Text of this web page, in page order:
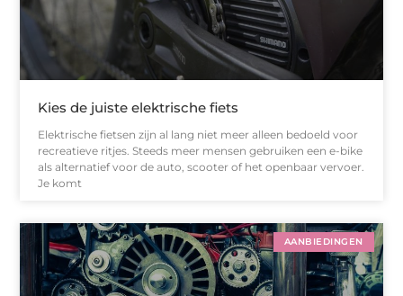
Kies de juiste elektrische fiets
Elektrische fietsen zijn al lang niet meer alleen bedoeld voor
recreatieve ritjes. Steeds meer mensen gebruiken een e-bike
als alternatief voor de auto, scooter of het openbaar vervoer.
Je komt
AANBIEDINGEN